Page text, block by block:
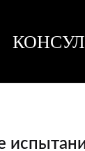
юриста
юриста